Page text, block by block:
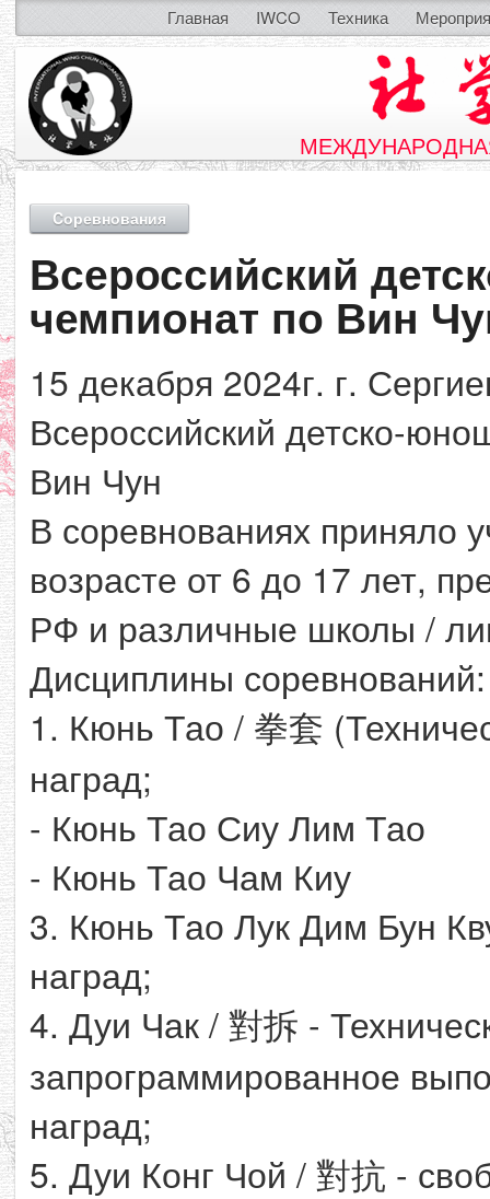
Главная IWCO Техника
Cоревнования
Всероссийский
чемпионат по Вин
15 декабря 2024г. г.
Всероссийский детско-
Вин Чун
В соревнованиях приняло
возрасте от 6 до 17 лет,
РФ и различные школы /
Дисциплины соревнований:
1. Кюнь Тао / 拳套
наград;
- Кюнь Тао Сиу Лим Тао
- Кюнь Тао Чам Киу
3. Кюнь Тао Лук Дим Бун
наград;
4. Дуи Чак / 對拆 -
запрограммированное
наград;
5. Дуи Конг Чой / 對抗 -